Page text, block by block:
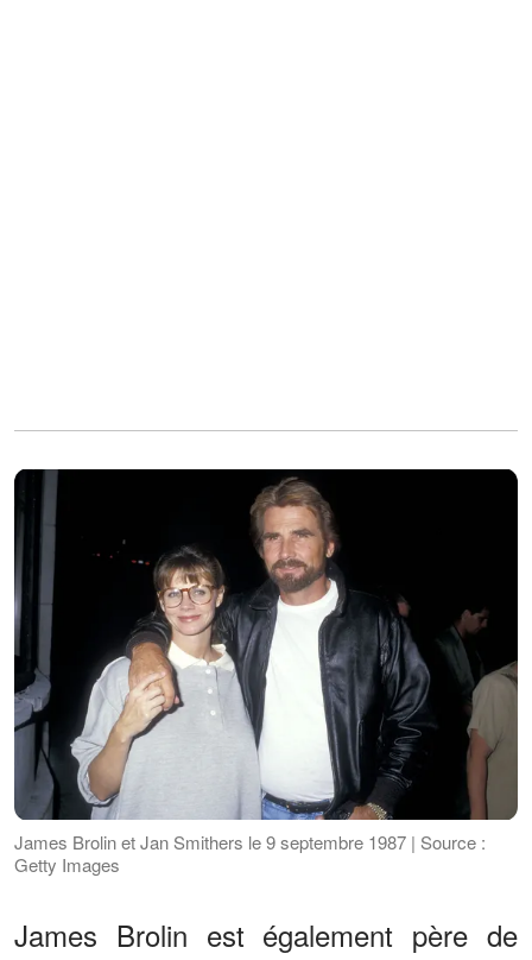
James Brolin et Jan Smithers le 9 septembre 1987 | Source :
Getty Images
James Brolin est également père de